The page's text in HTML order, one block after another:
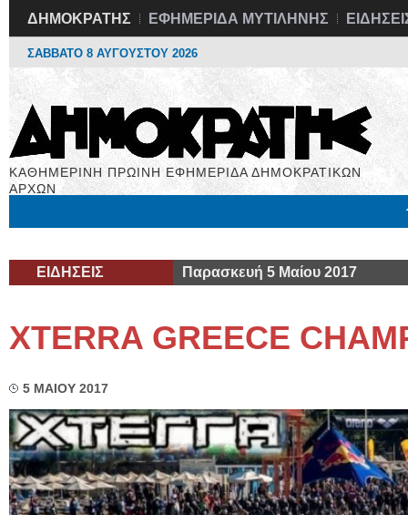
ΔΗΜΟΚΡΑΤΗΣ ΕΦΗΜΕΡΙΔΑ ΜΥΤΙΛΗΝΗΣ
ΣΑΒΒΑΤΟ 8 ΑΥΓΟΥΣΤΟΥ 2026
ΚΑΘΗΜΕΡΙΝΗ ΠΡΩΙΝΗ ΕΦΗΜΕΡΙΔΑ ΔΗΜΟΚΡΑΤΙΚΩΝ
ΑΡΧΩΝ
ΕΙΔΗΣΕΙΣ Παρασκευή 5 Μαίου 2017
XTERRA GREECE
5 ΜΑΙΟΥ 2017